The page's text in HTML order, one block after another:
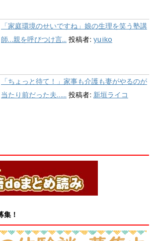
「家庭環境のせいですね」娘の生理を笑う塾講
師…親を呼びつけ言... 投稿者: yuiko
「ちょっと待て！」家事も介護も妻がやるのが
当たり前だった夫…... 投稿者: 新垣ライコ
集！